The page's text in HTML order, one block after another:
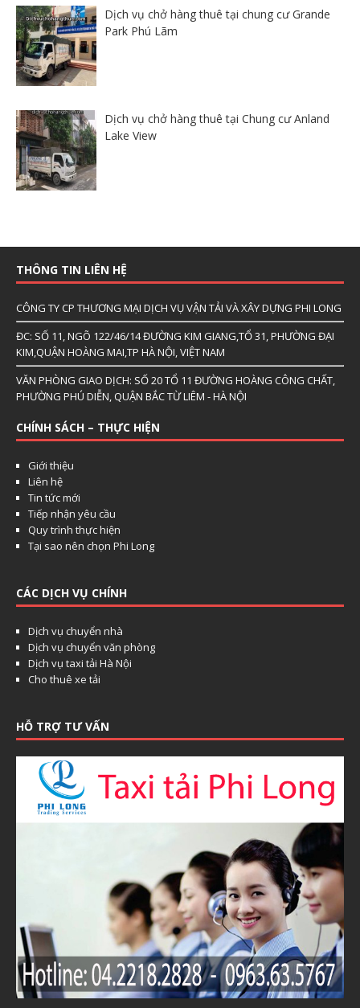
Dịch vụ chở hàng thuê tại chung cư Grande
Park Phú Lãm
Dịch vụ chở hàng thuê tại Chung cư Anland
Lake View
THÔNG TIN LIÊN HỆ
CÔNG TY CP THƯƠNG MẠI DỊCH VỤ VẬN TẢI VÀ XÂY DỰNG PHI LONG
ĐC: SỐ 11, NGÕ 122/46/14 ĐƯỜNG KIM GIANG,TỔ 31, PHƯỜNG ĐẠI
KIM,QUẬN HOÀNG MAI,TP HÀ NỘI, VIỆT NAM
VĂN PHÒNG GIAO DỊCH: SỐ 20 TỔ 11 ĐƯỜNG HOÀNG CÔNG CHẤT,
PHƯỜNG PHÚ DIỄN, QUẬN BẮC TỪ LIÊM - HÀ NỘI
CHÍNH SÁCH – THỰC HIỆN
Giới thiệu
Liên hệ
Tin tức mới
Tiếp nhận yêu cầu
Quy trình thực hiện
Tại sao nên chọn Phi Long
CÁC DỊCH VỤ CHÍNH
Dịch vụ chuyển nhà
Dịch vụ chuyển văn phòng
Dịch vụ taxi tải Hà Nội
Cho thuê xe tải
HỖ TRỢ TƯ VẤN